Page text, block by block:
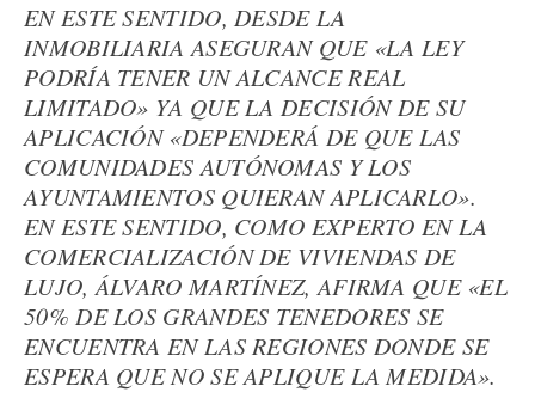
EN ESTE SENTIDO, DESDE LA
INMOBILIARIA ASEGURAN QUE «LA LEY
PODRÍA TENER UN ALCANCE REAL
LIMITADO» YA QUE LA DECISIÓN DE SU
APLICACIÓN «DEPENDERÁ DE QUE LAS
COMUNIDADES AUTÓNOMAS Y LOS
AYUNTAMIENTOS QUIERAN APLICARLO».
EN ESTE SENTIDO, COMO EXPERTO EN LA
COMERCIALIZACIÓN DE VIVIENDAS DE
LUJO, ÁLVARO MARTÍNEZ, AFIRMA QUE «EL
50% DE LOS GRANDES TENEDORES SE
ENCUENTRA EN LAS REGIONES DONDE SE
ESPERA QUE NO SE APLIQUE LA MEDIDA».